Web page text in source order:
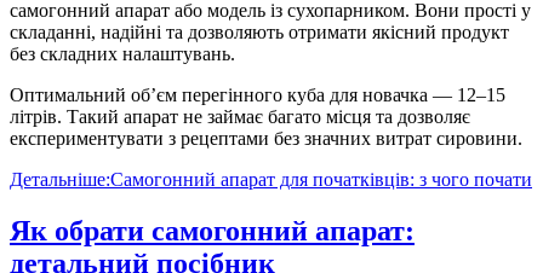
самогонний апарат або модель із сухопарником. Вони прості у
складанні, надійні та дозволяють отримати якісний продукт
без складних налаштувань.
Оптимальний об’єм перегінного куба для новачка — 12–15
літрів. Такий апарат не займає багато місця та дозволяє
експериментувати з рецептами без значних витрат сировини.
Детальніше:Самогонний апарат для початківців: з чого почати
Як обрати самогонний апарат:
детальний посібник